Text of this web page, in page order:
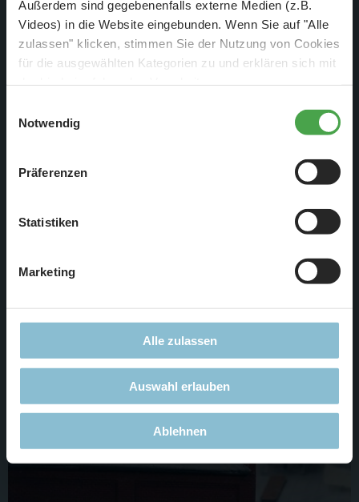
Außerdem sind gegebenenfalls externe Medien (z.B.
Videos) in die Website eingebunden. Wenn Sie auf "Alle
zulassen" klicken, stimmen Sie der Nutzung von Cookies
für die ausgewählten Kategorien zu und erklären sich mit
diese Einstellungen jederzeit über die Schaltfläche
zustimmen, beschränken wir uns auf die technisch
notwendigen Cookies. Weitere Informationen finden Sie in
Notwendig
Präferenzen
Statistiken
Marketing
Alle zulassen
Auswahl erlauben
Ablehnen
Fehlen eigentlich nur noch die Palmen und Menschen, um
den Strassen Leben einzuhauchen.